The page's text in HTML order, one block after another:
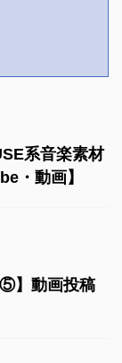
系音楽素材
・動画】
⑤】動画投稿